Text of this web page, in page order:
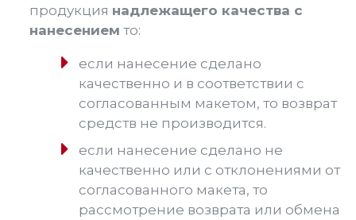
продукция надлежащего качества с
нанесением то:
если нанесение сделано
качественно и в соответствии с
согласованным макетом, то возврат
средств не производится.
если нанесение сделано не
качественно или с отклонениями от
согласованного макета, то
рассмотрение возврата или обмена